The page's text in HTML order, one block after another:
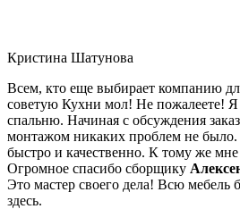
Кристина Шатунова
Всем, кто еще выбирает компанию
советую Кухни мол! Не пожалеете! Я
спальню. Начиная с обсуждения
монтажом никаких проблем не было.
быстро и качественно. К тому же
Огромное спасибо сборщику
Это мастер своего дела! Всю мебель
здесь.